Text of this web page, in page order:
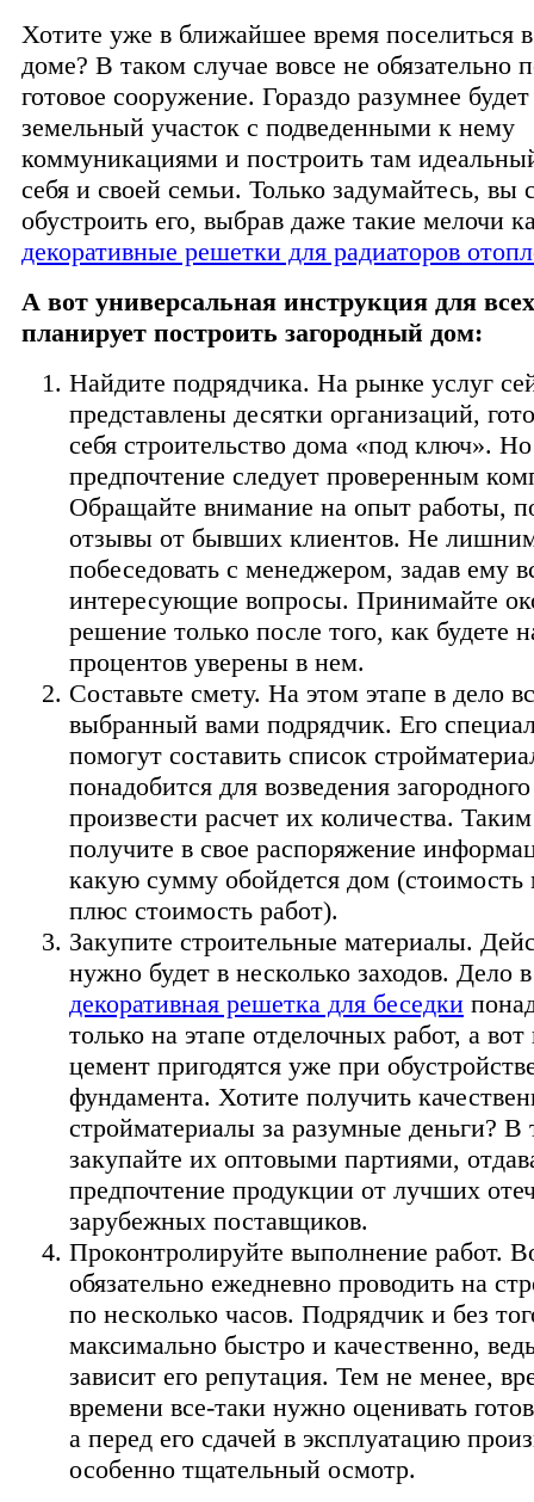
Хотите уже в ближайшее время поселиться
доме? В таком случае вовсе не обязательно
готовое сооружение. Гораздо разумнее
земельный участок с подведенными к нему
коммуникациями и построить там
себя и своей семьи. Только задумайтесь, вы
обустроить его, выбрав даже такие мелочи
декоративные решетки для радиаторов
А вот универсальная инструкция для
планирует построить загородный дом:
Найдите подрядчика. На рынке услуг
представлены десятки организаций,
себя строительство дома «под ключ». Но
предпочтение следует проверенным
Обращайте внимание на опыт работы,
отзывы от бывших клиентов. Не
побеседовать с менеджером, задав ему
интересующие вопросы. Принимайте
решение только после того, как будете
процентов уверены в нем.
Составьте смету. На этом этапе в дело
выбранный вами подрядчик. Его
помогут составить список
понадобится для возведения
произвести расчет их количества.
получите в свое распоряжение
какую сумму обойдется дом (стоимость
плюс стоимость работ).
Закупите строительные материалы.
нужно будет в несколько заходов. Дело
декоративная решетка для беседки
только на этапе отделочных работ, а
цемент пригодятся уже при
фундамента. Хотите получить
стройматериалы за разумные деньги? В
закупайте их оптовыми партиями,
предпочтение продукции от лучших
зарубежных поставщиков.
Проконтролируйте выполнение работ.
обязательно ежедневно проводить на
по несколько часов. Подрядчик и без
максимально быстро и качественно,
зависит его репутация. Тем не менее,
времени все-таки нужно оценивать
а перед его сдачей в эксплуатацию
особенно тщательный осмотр.